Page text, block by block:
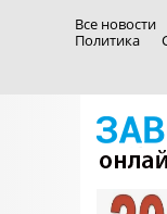
Все новости
Политика